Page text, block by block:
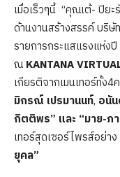
เมื่อเร็วๆนี้ “คุณเต้- ปิยะ
ด้านงานสร้างสรรค์ บริ
รายการกระแสแรงแห่งปี
ณ KANTANA
เกียรติจากเมนเทอร์ทั้ง
มิกรณ์ เปรมานนท์, อนั
กิตติพร” และ “มาย-ภ
เทอร์สุดเซอร์ไพรส์อย่าง
ยุคล”